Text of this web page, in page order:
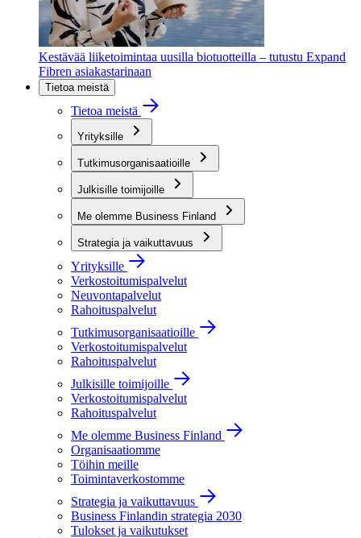
Kestävää liiketoimintaa uusilla biotuotteilla – tutustu Expand
Fibren asiakastarinaan
Tietoa meistä
Tietoa meistä
Yrityksille
Tutkimusorganisaatioille
Julkisille toimijoille
Me olemme Business Finland
Strategia ja vaikuttavuus
Yrityksille
Verkostoitumispalvelut
Neuvontapalvelut
Rahoituspalvelut
Tutkimusorganisaatioille
Verkostoitumispalvelut
Rahoituspalvelut
Julkisille toimijoille
Verkostoitumispalvelut
Rahoituspalvelut
Me olemme Business Finland
Organisaatiomme
Töihin meille
Toimintaverkostomme
Strategia ja vaikuttavuus
Business Finlandin strategia 2030
Tulokset ja vaikutukset